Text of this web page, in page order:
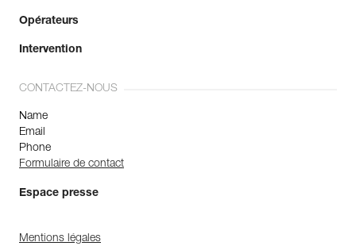
Opérateurs
Intervention
CONTACTEZ-NOUS
Name
Email
Phone
Formulaire de contact
Espace presse
Mentions légales